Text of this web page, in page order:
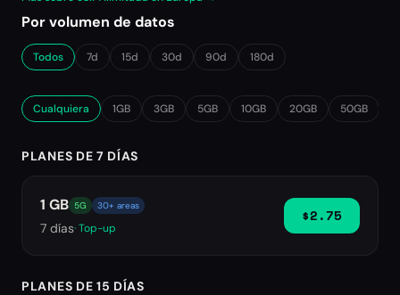
Por volumen de datos
Todos 7d 15d 30d 90d 180d
Cualquiera 1GB 3GB 5GB 10GB 20GB 50GB
PLANES DE 7 DÍAS
1 GB 5G 30+ areas
7 días· Top-up
$2.75
PLANES DE 15 DÍAS